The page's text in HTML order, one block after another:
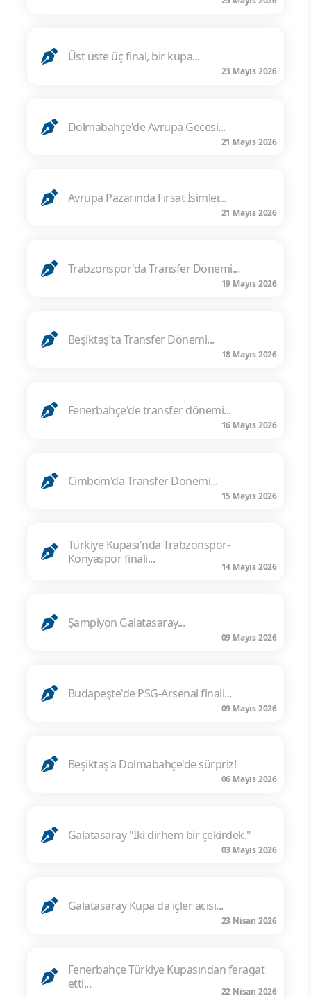
Üst üste üç final, bir kupa...
23 Mayıs 2026
Dolmabahçe'de Avrupa Gecesi...
21 Mayıs 2026
Avrupa Pazarında Fırsat İsimler...
21 Mayıs 2026
Trabzonspor'da Transfer Dönemi...
19 Mayıs 2026
Beşiktaş'ta Transfer Dönemi...
18 Mayıs 2026
Fenerbahçe'de transfer dönemi...
16 Mayıs 2026
Cimbom'da Transfer Dönemi...
15 Mayıs 2026
Türkiye Kupası'nda Trabzonspor-
Konyaspor finali...
14 Mayıs 2026
Şampiyon Galatasaray...
09 Mayıs 2026
Budapeşte'de PSG-Arsenal finali...
09 Mayıs 2026
Beşiktaş'a Dolmabahçe'de sürpriz!
06 Mayıs 2026
Galatasaray "İki dirhem bir çekirdek."
03 Mayıs 2026
Galatasaray Kupa da içler acısı...
23 Nisan 2026
Fenerbahçe Türkiye Kupasından feragat
etti...
22 Nisan 2026